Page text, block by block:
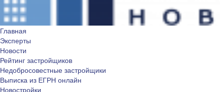
Главная
Эксперты
Новости
Рейтинг застройщиков
Недобросовестные застройщики
Выписка из ЕГРН онлайн
Новостройки